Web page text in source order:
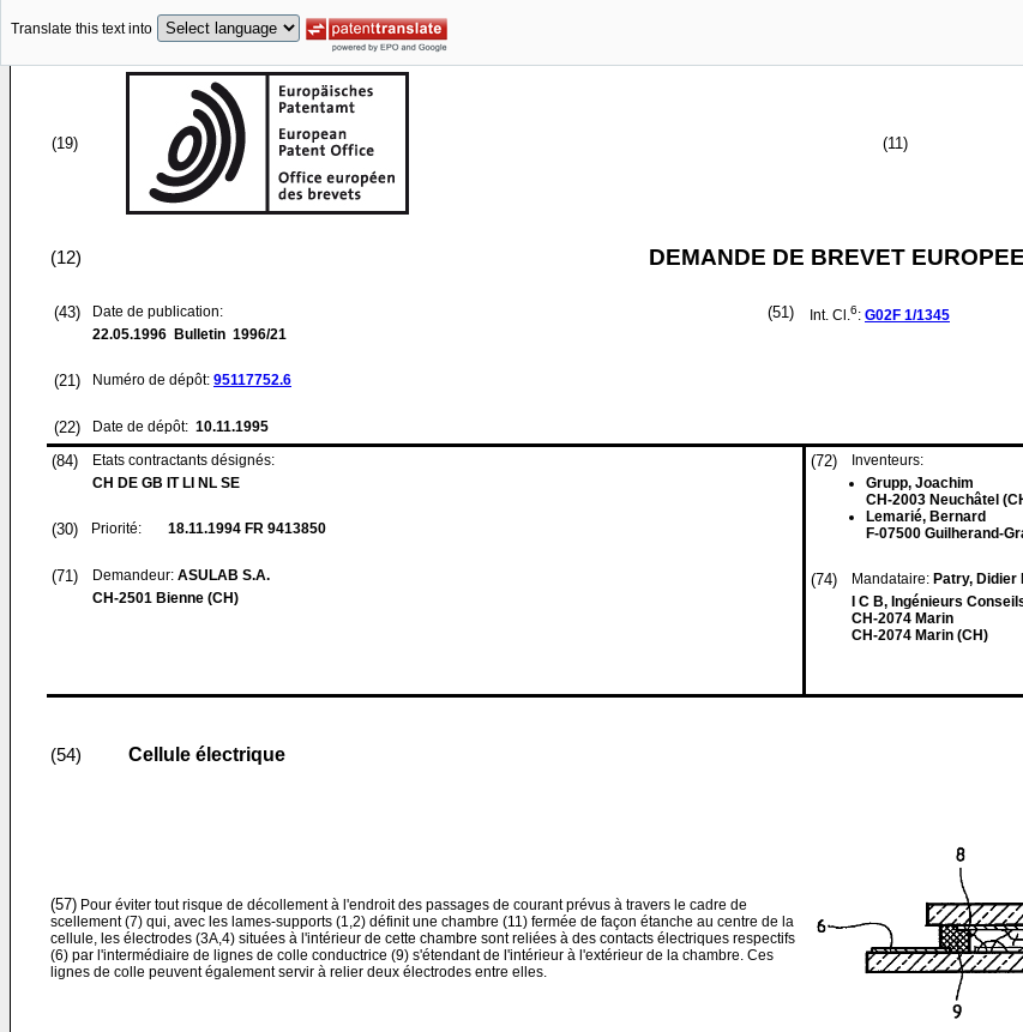
Translate this text into
(19) (11)
(12) DEMANDE DE BREVET
(43)
Date de publication:
22.05.1996 Bulletin 1996/21
(21) Numéro de dépôt: 95117752.6
(22) Date de dépôt: 10.11.1995
(51) Int. Cl.6: G02F 1/1345
(84)
Etats contractants désignés:
CH DE GB IT LI NL SE
(30) Priorité: 18.11.1994 FR 9413850
(71) Demandeur: ASULAB S.A.
CH-2501 Bienne (CH)
(72)
Inventeurs:
Grupp, Joachim
CH-2003 Neuchâtel
Lemarié, Bernard
F-07500 Guilherand-
(74) Mandataire: Patry, Didier
I C B, Ingénieurs
CH-2074 Marin
CH-2074 Marin (CH)
(54) Cellule électrique
(57) Pour éviter tout risque de décollement à l'endroit des passages de courant prévus à travers le cadre de
scellement (7) qui, avec les lames-supports (1,2) définit une chambre (11) fermée de façon étanche au centre de la
cellule, les électrodes (3A,4) situées à l'intérieur de cette chambre sont reliées à des contacts électriques respectifs
(6) par l'intermédiaire de lignes de colle conductrice (9) s'étendant de l'intérieur à l'extérieur de la chambre. Ces
lignes de colle peuvent également servir à relier deux électrodes entre elles.